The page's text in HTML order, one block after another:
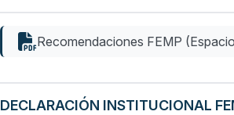
Recomendaciones FEMP
DECLARACIÓN INSTITUCIONAL